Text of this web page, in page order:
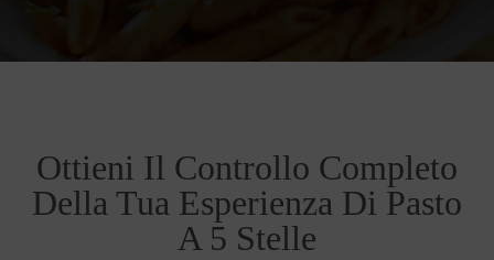
Ottieni Il Controllo Completo
Della Tua Esperienza Di Pasto
A 5 Stelle